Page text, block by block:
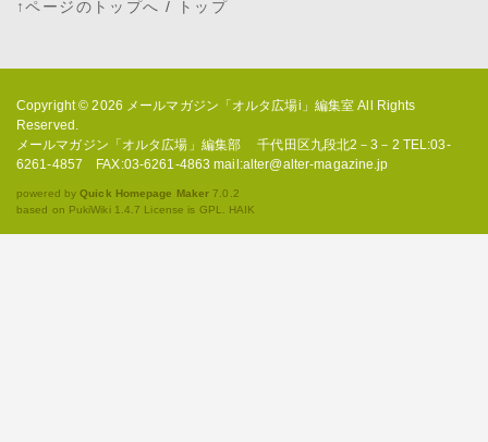
↑ページのトップへ / トップ
Copyright © 2026 メールマガジン「オルタ広場i」編集室 All Rights
Reserved.
メールマガジン「オルタ広場」編集部 千代田区九段北2－3－2 TEL:03-
6261-4857 FAX:03-6261-4863 mail:alter@alter-magazine.jp
powered byQuick Homepage Maker 7.0.2
based on PukiWiki 1.4.7 License is GPL. HAIK